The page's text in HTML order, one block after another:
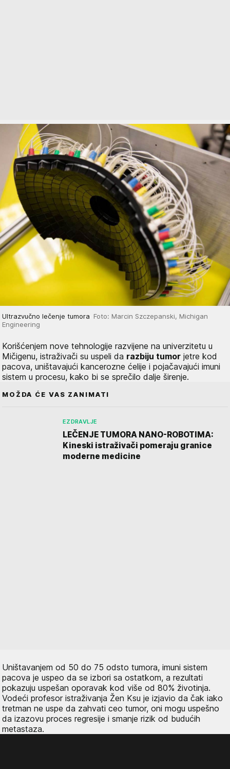
Ultrazvučno lečenje tumora Foto: Marcin Szczepanski, Michigan
Engineering
Korišćenjem nove tehnologije razvijene na univerzitetu u
Mičigenu, istraživači su uspeli da razbiju tumor jetre kod
pacova, uništavajući kancerozne ćelije i pojačavajući imuni
sistem u procesu, kako bi se sprečilo dalje širenje.
MOŽDA ĆE VAS ZANIMATI
EZDRAVLJE
LEČENJE TUMORA NANO-ROBOTIMA:
Kineski istraživači pomeraju granice
moderne medicine
Uništavanjem od 50 do 75 odsto tumora, imuni sistem
pacova je uspeo da se izbori sa ostatkom, a rezultati
pokazuju uspešan oporavak kod više od 80% životinja.
Vodeći profesor istraživanja Žen Ksu je izjavio da čak iako
tretman ne uspe da zahvati ceo tumor, oni mogu uspešno
da izazovu proces regresije i smanje rizik od budućih
metastaza.